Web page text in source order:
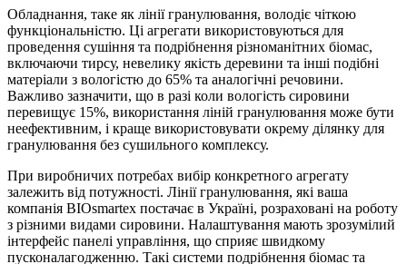
Обладнання, таке як лінії гранулювання, володіє чіткою
функціональністю. Ці агрегати використовуються для
проведення сушіння та подрібнення різноманітних біомас,
включаючи тирсу, невелику якість деревини та інші подібні
матеріали з вологістю до 65% та аналогічні речовини.
Важливо зазначити, що в разі коли вологість сировини
перевищує 15%, використання ліній гранулювання може бути
неефективним, і краще використовувати окрему ділянку для
гранулювання без сушильного комплексу.
При виробничих потребах вибір конкретного агрегату
залежить від потужності. Лінії гранулювання, які ваша
компанія BIOsmartex постачає в Україні, розраховані на роботу
з різними видами сировини. Налаштування мають зрозумілий
інтерфейс панелі управління, що сприяє швидкому
пусконалагодженню. Такі системи подрібнення біомас та